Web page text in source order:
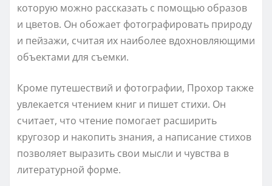
которую можно рассказать с помощью образов
и цветов. Он обожает фотографировать природу
и пейзажи, считая их наиболее вдохновляющими
объектами для съемки.
Кроме путешествий и фотографии, Прохор также
увлекается чтением книг и пишет стихи. Он
считает, что чтение помогает расширить
кругозор и накопить знания, а написание стихов
позволяет выразить свои мысли и чувства в
литературной форме.